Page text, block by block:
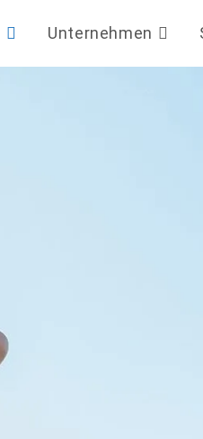
Unternehmen